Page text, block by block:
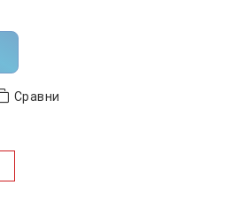
Сравни